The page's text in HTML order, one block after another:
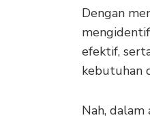
Dengan
efektif,
kebutuhan
Nah,